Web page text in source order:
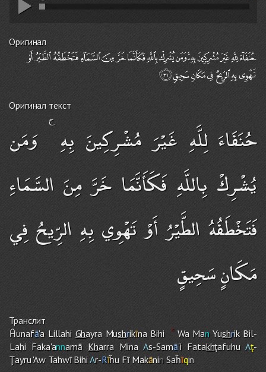
Оригинал
Оригинал текст
حُنَفَاءَ لِلَّهِ غَيْرَ مُشْرِكِينَ بِهِ ۚ وَمَن
يُشْرِكْ بِاللَّهِ فَكَأَنَّمَا خَرَّ مِنَ السَّمَاءِ
فَتَخْطَفُهُ الطَّيْرُ أَوْ تَهْوِي بِهِ الرِّيحُ فِي
مَكَانٍ سَحِيقٍ
Транслит
Ĥunafā'a Lillahi Ghayra Mushrikīna Bihi Wa ManYushrik Bil-
LahiFaka'annamā Kharra MinaAs-Samā'i FatakhţafuhuAţ-
Ţayru 'Aw Tahwī BihiAr-Rīĥu Fī Makānin Saĥīqin